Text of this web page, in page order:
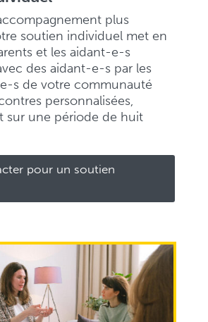
plus
soutien individuel met en
et les aidant-e-s
des aidant-e-s par les
s de votre communauté
personnalisées,
sur une période de huit
pour un soutien